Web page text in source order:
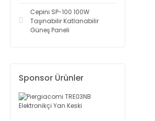
Cepini SP-100 100W
Taşınabilir Katlanabilir
Güneş Paneli
Sponsor Ürünler